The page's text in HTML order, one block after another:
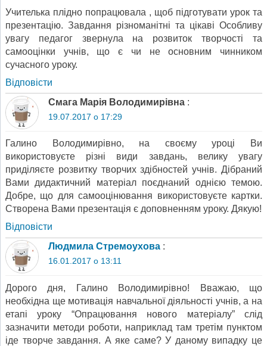
Учителька плідно попрацювала , щоб підготувати урок та
презентацію. Завдання різноманітні та цікаві Особливу
увагу педагог звернула на розвиток творчості та
самооцінки учнів, що є чи не основним чинником
сучасного уроку.
Відповіcти
Смага Марія Володимирівна :
19.07.2017 о 17:29
Галино Володимирівно, на своєму уроці Ви
використовуєте різні види завдань, велику увагу
приділяєте розвитку творчих здібностей учнів. Дібраний
Вами дидактичний матеріал поєднаний однією темою.
Добре, що для самооцінювання використовуєте картки.
Створена Вами презентація є доповненням уроку. Дякую!
Відповіcти
Людмила Стремоухова :
16.01.2017 о 13:11
Дорого дня, Галино Володимирівно! Вважаю, що
необхідна ще мотивація навчальної діяльності учнів, а на
етапі уроку “Опрацювання нового матеріалу” слід
зазначити методи роботи, наприклад там третім пунктом
іде творче завдання. А яке саме? У даному випадку це